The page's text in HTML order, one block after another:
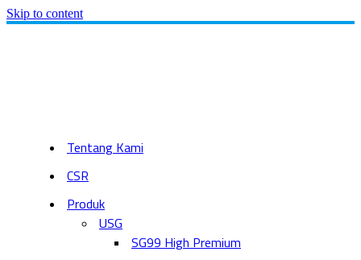
Skip to content
Tentang Kami
CSR
Produk
USG
SG99 High Premium